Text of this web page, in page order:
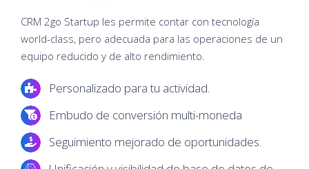
CRM 2go Startup les permite contar con tecnología
world-class, pero adecuada para las operaciones de un
equipo reducido y de alto rendimiento.
Personalizado para tu actividad.
Embudo de conversión multi-moneda
Seguimiento mejorado de oportunidades.